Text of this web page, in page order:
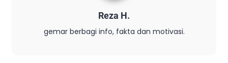
Reza H.
gemar berbagi info, fakta dan motivasi.